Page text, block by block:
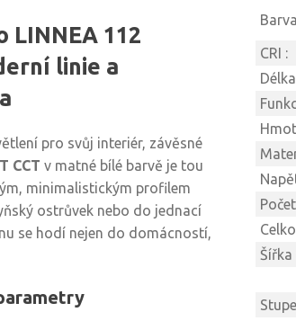
LINNEA 112
linie a
pro svůj interiér, závěsné
CCT v matné bílé barvě je tou
minimalistickým profilem
ostrůvek nebo do jednací
se hodí nejen do domácností,
CRI :
Šířka